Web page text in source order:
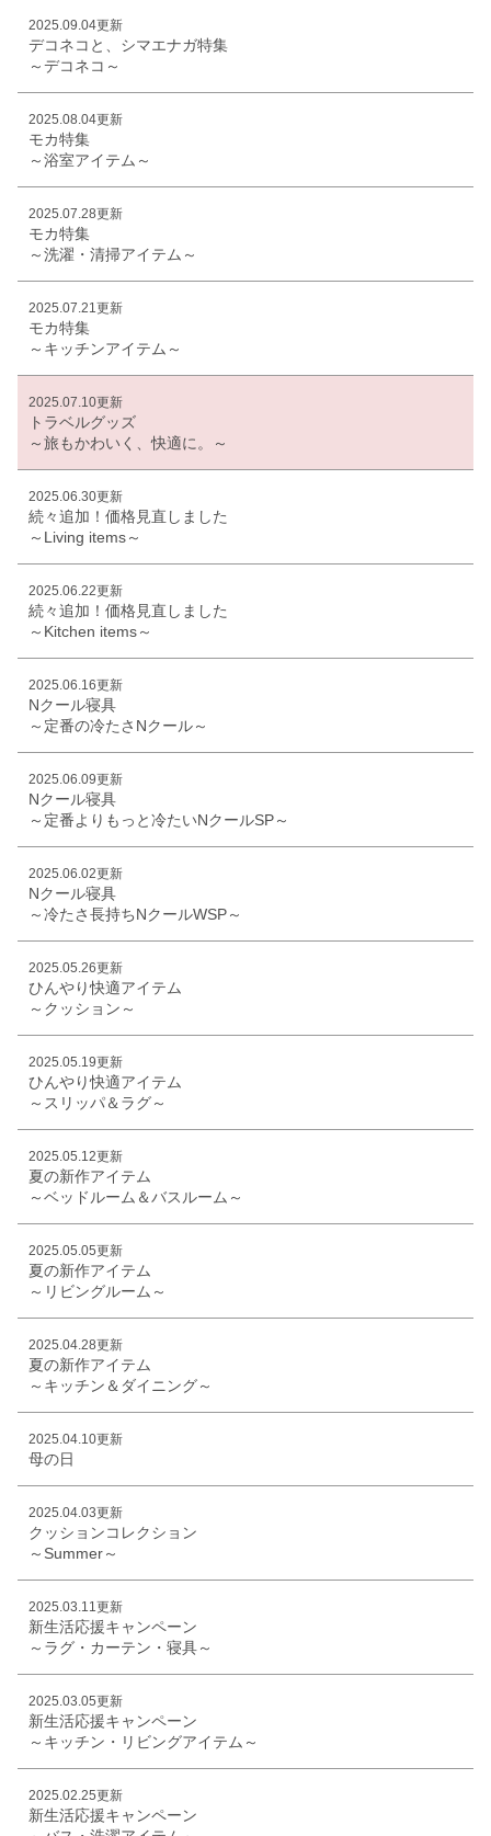
2025.09.04更新
デコネコと、シマエナガ特集
～デコネコ～
2025.08.04更新
モカ特集
～浴室アイテム～
2025.07.28更新
モカ特集
～洗濯・清掃アイテム～
2025.07.21更新
モカ特集
～キッチンアイテム～
2025.07.10更新
トラベルグッズ
～旅もかわいく、快適に。～
2025.06.30更新
続々追加！価格見直しました
～Living items～
2025.06.22更新
続々追加！価格見直しました
～Kitchen items～
2025.06.16更新
Nクール寝具
～定番の冷たさNクール～
2025.06.09更新
Nクール寝具
～定番よりもっと冷たいNクールSP～
2025.06.02更新
Nクール寝具
～冷たさ長持ちNクールWSP～
2025.05.26更新
ひんやり快適アイテム
～クッション～
2025.05.19更新
ひんやり快適アイテム
～スリッパ＆ラグ～
2025.05.12更新
夏の新作アイテム
～ベッドルーム＆バスルーム～
2025.05.05更新
夏の新作アイテム
～リビングルーム～
2025.04.28更新
夏の新作アイテム
～キッチン＆ダイニング～
2025.04.10更新
母の日
2025.04.03更新
クッションコレクション
～Summer～
2025.03.11更新
新生活応援キャンペーン
～ラグ・カーテン・寝具～
2025.03.05更新
新生活応援キャンペーン
～キッチン・リビングアイテム～
2025.02.25更新
新生活応援キャンペーン